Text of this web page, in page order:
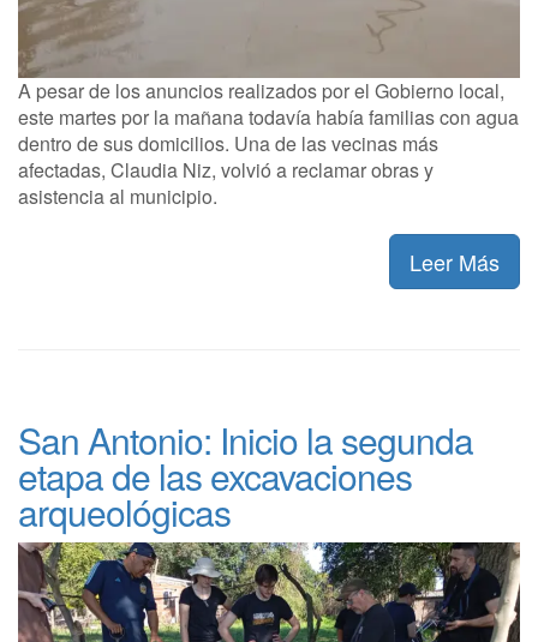
A pesar de los anuncios realizados por el Gobierno local,
este martes por la mañana todavía había familias con agua
dentro de sus domicilios. Una de las vecinas más
afectadas, Claudia Niz, volvió a reclamar obras y
asistencia al municipio.
Leer Más
San Antonio: Inicio la segunda
etapa de las excavaciones
arqueológicas